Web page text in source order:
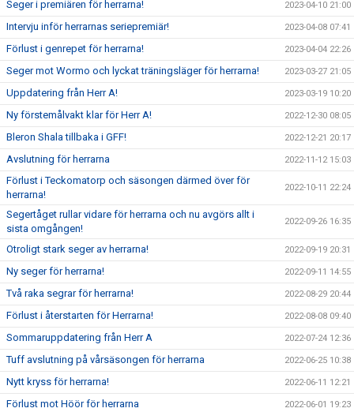
Seger i premiären för herrarna! 2023-04-10 21:00
Intervju inför herrarnas seriepremiär! 2023-04-08 07:41
Förlust i genrepet för herrarna! 2023-04-04 22:26
Seger mot Wormo och lyckat träningsläger för herrarna! 2023-03-27 21:05
Uppdatering från Herr A! 2023-03-19 10:20
Ny förstemålvakt klar för Herr A! 2022-12-30 08:05
Bleron Shala tillbaka i GFF! 2022-12-21 20:17
Avslutning för herrarna 2022-11-12 15:03
Förlust i Teckomatorp och säsongen därmed över för
herrarna!
2022-10-11 22:24
Segertåget rullar vidare för herrarna och nu avgörs allt i
sista omgången!
2022-09-26 16:35
Otroligt stark seger av herrarna! 2022-09-19 20:31
Ny seger för herrarna! 2022-09-11 14:55
Två raka segrar för herrarna! 2022-08-29 20:44
Förlust i återstarten för Herrarna! 2022-08-08 09:40
Sommaruppdatering från Herr A 2022-07-24 12:36
Tuff avslutning på vårsäsongen för herrarna 2022-06-25 10:38
Nytt kryss för herrarna! 2022-06-11 12:21
Förlust mot Höör för herrarna 2022-06-01 19:23